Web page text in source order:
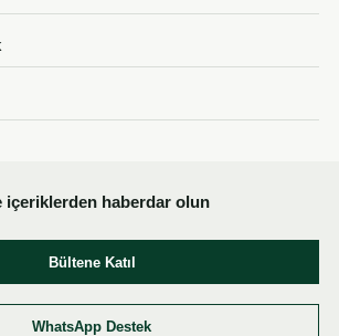
içeriklerden haberdar olun
Bültene Katıl
WhatsApp Destek